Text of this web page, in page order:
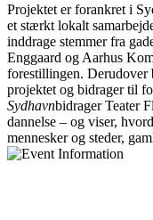
Projektet er forankret i
et stærkt lokalt
inddrage stemmer fra
Enggaard og Aarhus
forestillingen. Derudover
projektet og bidrager til
Sydhavnbidrager Teater
dannelse – og viser,
mennesker og steder,